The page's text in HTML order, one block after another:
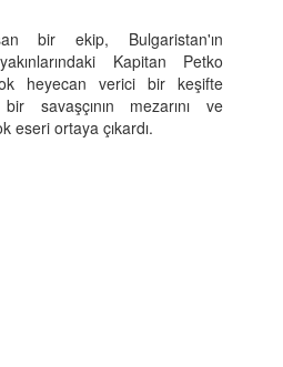
bir ekip, Bulgaristan'ın
Kapitan Petko
heyecan verici bir keşifte
savaşçının mezarını ve
eseri ortaya çıkardı.